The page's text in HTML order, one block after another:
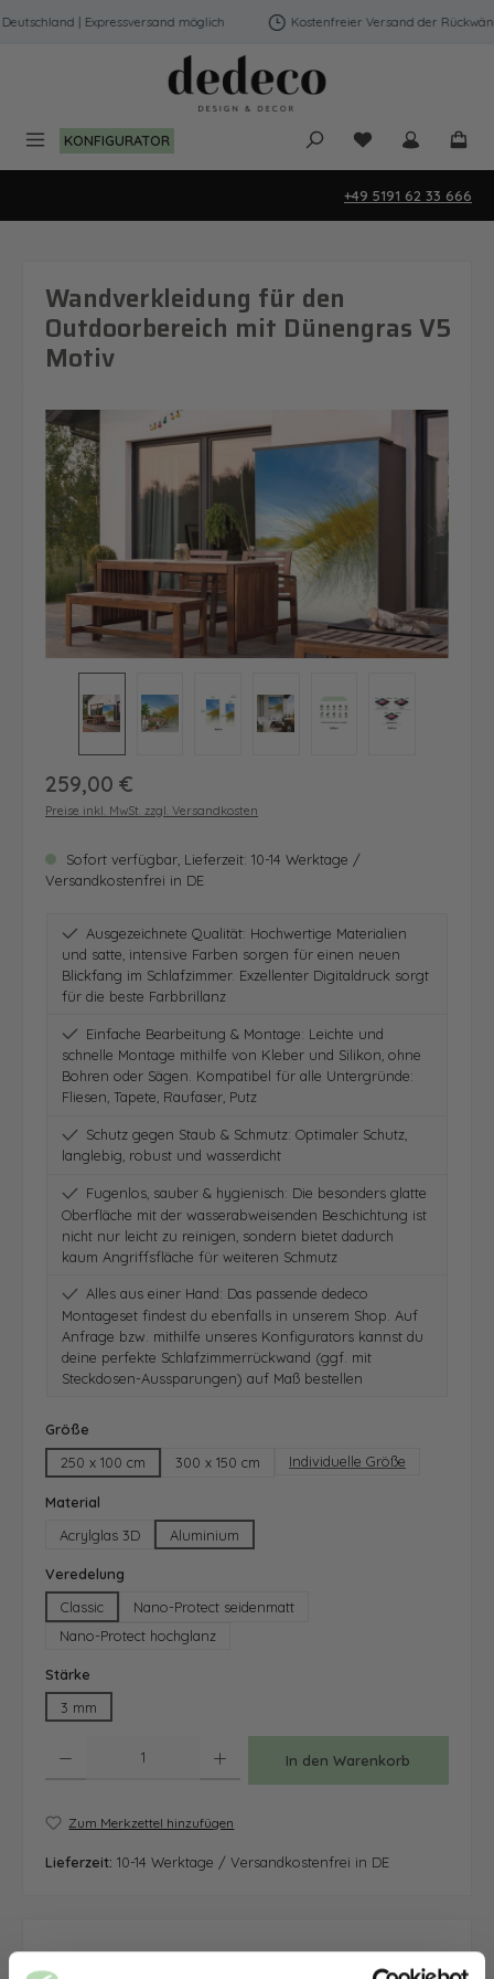
Zum Hauptinhalt springen
| Expressversand möglich Kostenfreier Versand der
KONFIGURATOR Du hast 0
+49 5191 62 33 666
Wandverkleidung für den
Outdoorbereich mit Dünengras V5
Motiv
Bildergalerie überspringen
Regulärer Preis:
259,00 €
Preise inkl. MwSt. zzgl. Versandkosten
Sofort verfügbar, Lieferzeit: 10-14 Werktage /
Versandkostenfrei in DE
Ausgezeichnete Qualität: Hochwertige Materialien
und satte, intensive Farben sorgen für einen neuen
Blickfang im Schlafzimmer. Exzellenter Digitaldruck sorgt
für die beste Farbbrillanz
Einfache Bearbeitung & Montage: Leichte und
schnelle Montage mithilfe von Kleber und Silikon, ohne
Bohren oder Sägen. Kompatibel für alle Untergründe:
Fliesen, Tapete, Raufaser, Putz
Schutz gegen Staub & Schmutz: Optimaler Schutz,
langlebig, robust und wasserdicht
Fugenlos, sauber & hygienisch: Die besonders glatte
Oberfläche mit der wasserabweisenden Beschichtung ist
nicht nur leicht zu reinigen, sondern bietet dadurch
kaum Angriffsfläche für weiteren Schmutz
Alles aus einer Hand: Das passende dedeco
Montageset findest du ebenfalls in unserem Shop. Auf
Anfrage bzw. mithilfe unseres Konfigurators kannst du
deine perfekte Schlafzimmerrückwand (ggf. mit
Steckdosen-Aussparungen) auf Maß bestellen
Größe
250 x 100 cm
300 x 150 cm Individuelle Größe
Material
Acrylglas 3D
Aluminium
Veredelung
Classic
Nano-Protect seidenmatt
Nano-Protect hochglanz
Stärke
3 mm
In den Warenkorb
Zum Merkzettel hinzufügen
Lieferzeit: 10-14 Werktage / Versandkostenfrei in DE